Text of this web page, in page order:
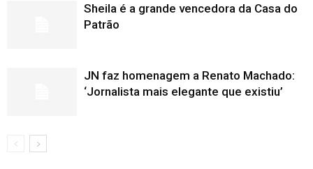
Sheila é a grande vencedora da Casa do
Patrão
JN faz homenagem a Renato Machado:
‘Jornalista mais elegante que existiu’